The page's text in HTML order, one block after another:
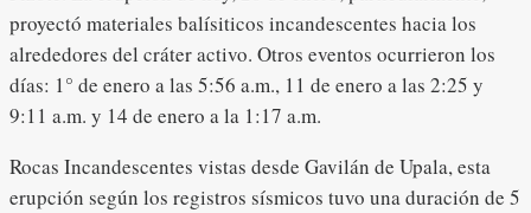
proyectó materiales balísiticos incandescentes hacia los
alrededores del cráter activo. Otros eventos ocurrieron los
días: 1° de enero a las 5:56 a.m., 11 de enero a las 2:25 y
9:11 a.m. y 14 de enero a la 1:17 a.m.
Rocas Incandescentes vistas desde Gavilán de Upala, esta
erupción según los registros sísmicos tuvo una duración de 5